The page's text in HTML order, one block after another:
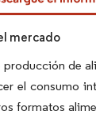
mercado
de
el consumo
formatos